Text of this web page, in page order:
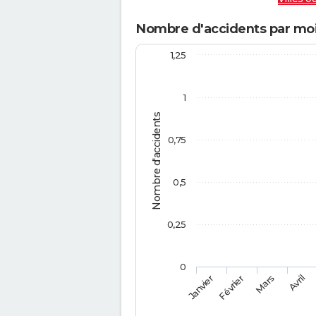
Nombre d'accidents par
Nombre d'accidents
JanvierFévrier Mars Avril
0
1
0,25
0,5
0,75
1,25